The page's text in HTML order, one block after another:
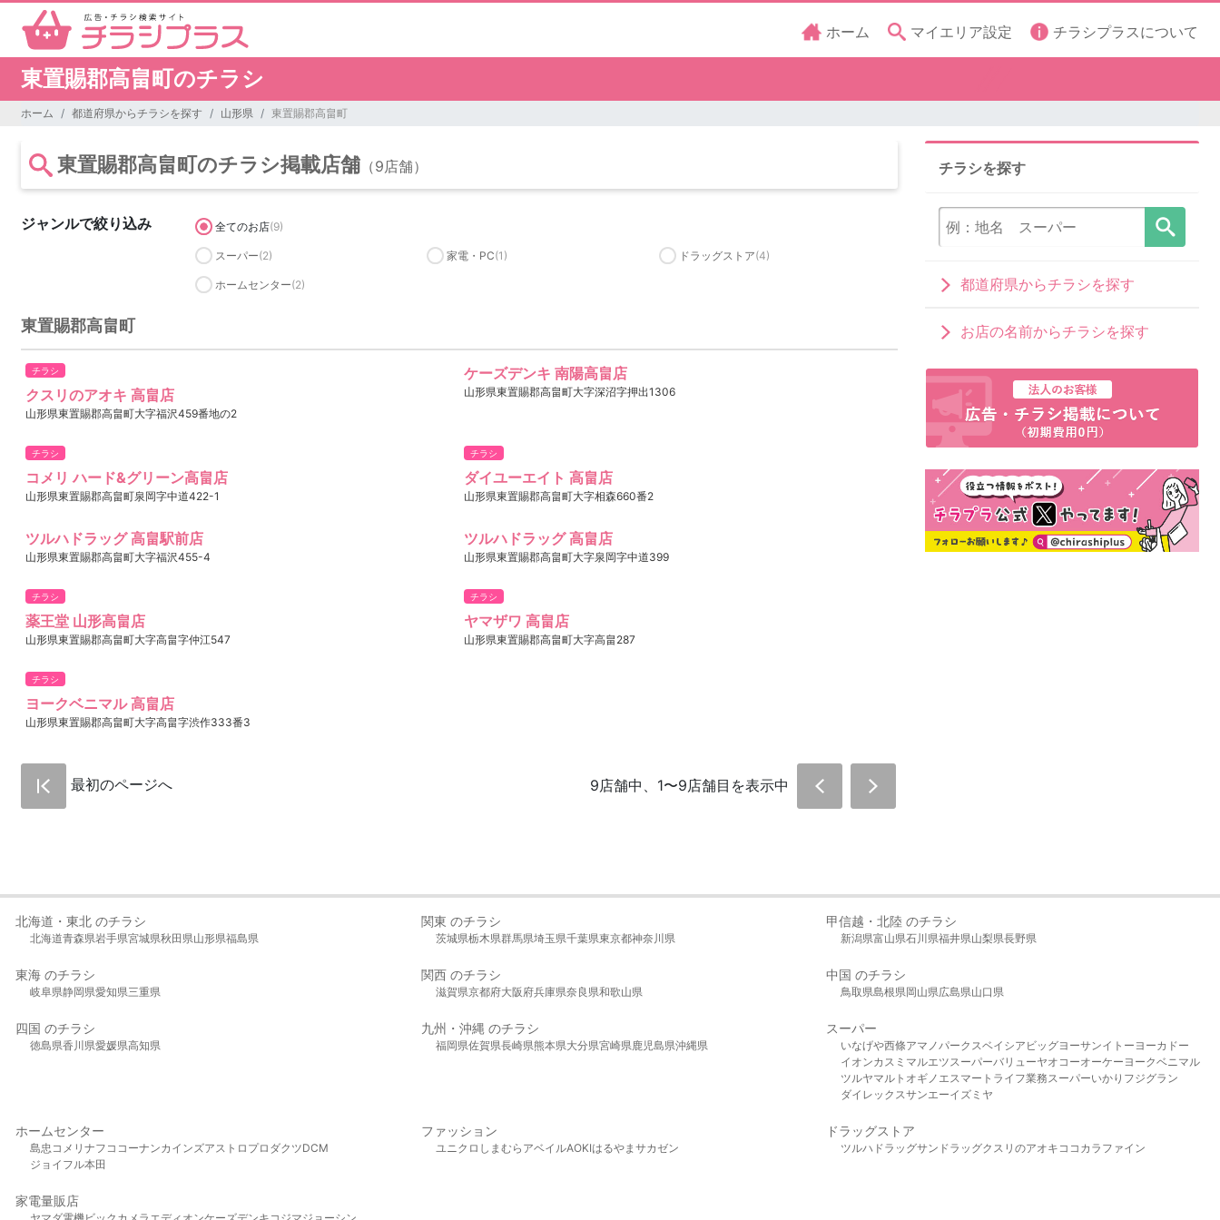
ホーム マイエリア設定 チラシプラスについて
東置賜郡高畠町のチラシ
ホーム 都道府県からチラシを探す 山形県 東置賜郡高畠町
東置賜郡高畠町のチラシ掲載店舗 （9店舗）
ジャンルで絞り込み 全てのお店(9)
スーパー(2) 家電・PC(1) ドラッグストア(4)
ホームセンター(2)
東置賜郡高畠町
チラシ
クスリのアオキ 高畠店
山形県東置賜郡高畠町大字福沢459番地の2
ケーズデンキ 南陽高畠店
山形県東置賜郡高畠町大字深沼字押出1306
チラシ
コメリ ハード&グリーン高畠店
山形県東置賜郡高畠町泉岡字中道422-1
チラシ
ダイユーエイト 高畠店
山形県東置賜郡高畠町大字相森660番2
ツルハドラッグ 高畠駅前店
山形県東置賜郡高畠町大字福沢455-4
ツルハドラッグ 高畠店
山形県東置賜郡高畠町大字泉岡字中道399
チラシ
薬王堂 山形高畠店
山形県東置賜郡高畠町大字高畠字仲江547
チラシ
ヤマザワ 高畠店
山形県東置賜郡高畠町大字高畠287
チラシ
ヨークベニマル 高畠店
山形県東置賜郡高畠町大字高畠字渋作333番3
最初のページへ 9店舗中、1〜9店舗目を表示中
チラシを探す
都道府県からチラシを探す
お店の名前からチラシを探す
北海道・東北 のチラシ
北海道青森県岩手県宮城県秋田県山形県福島県
関東 のチラシ
茨城県栃木県群馬県埼玉県千葉県東京都神奈川県
甲信越・北陸 のチラシ
新潟県富山県石川県福井県山梨県長野県
東海 のチラシ
岐阜県静岡県愛知県三重県
関西 のチラシ
滋賀県京都府大阪府兵庫県奈良県和歌山県
中国 のチラシ
鳥取県島根県岡山県広島県山口県
四国 のチラシ
徳島県香川県愛媛県高知県
九州・沖縄 のチラシ
福岡県佐賀県長崎県熊本県大分県宮崎県鹿児島県沖縄県
スーパー
いなげや西條アマノパークスベイシア ビッグヨーサンイトーヨーカドー
イオンカスミ マルエツスーパーバリューヤオコーオーケー ヨークベニマル
ツルヤマルト オギノ エスマート ライフ業務スーパーいかり フジグラン
ダイレックスサンエーイズミヤ
ホームセンター
島忠 コメリ ナフコ コーナンカインズアストロプロダクツDCM
ジョイフル本田
ファッション
ユニクロ しまむら アベイルAOKIはるやま サカゼン
ドラッグストア
ツルハドラッグサンドラッグクスリのアオキ ココカラファイン
家電量販店